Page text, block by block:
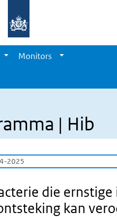
Monitors
| Hib
2025
die ernstige
kan